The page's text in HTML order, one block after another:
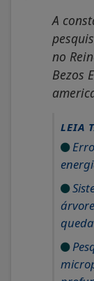
A
no
Bezos
LEIA
queda